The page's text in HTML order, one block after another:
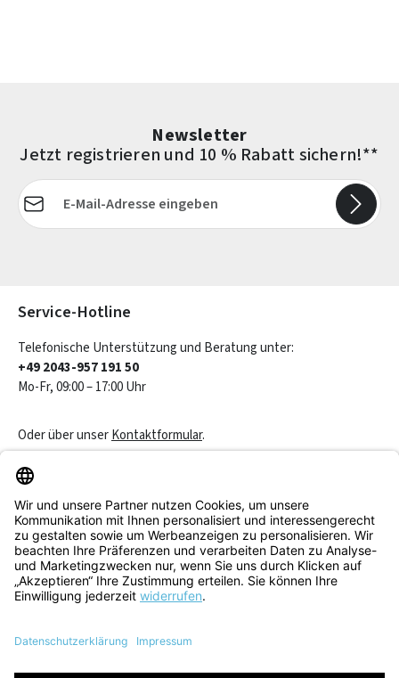
Newsletter
Jetzt registrieren und 10 % Rabatt sichern!**
E-Mail-Adresse*
Service-Hotline
Telefonische Unterstützung und Beratung unter:
+49 2043-957 191 50
Mo-Fr, 09:00 – 17:00 Uhr
Oder über unserKontaktformular.
Service & Beratung
Informationen